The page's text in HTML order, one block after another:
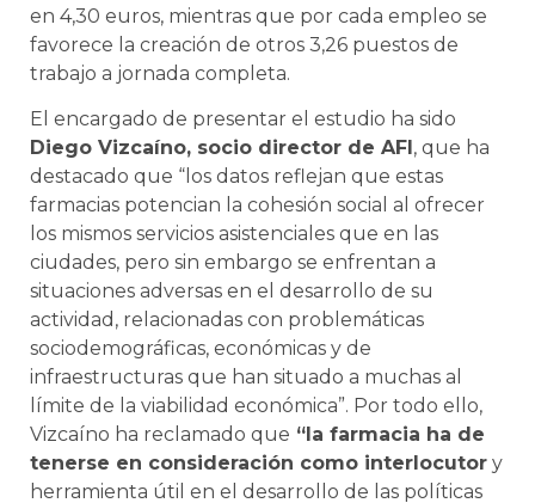
en 4,30 euros, mientras que por cada empleo se
favorece la creación de otros 3,26 puestos de
trabajo a jornada completa.
El encargado de presentar el estudio ha sido
Diego Vizcaíno, socio director de AFI, que ha
destacado que “los datos reflejan que estas
farmacias potencian la cohesión social al ofrecer
los mismos servicios asistenciales que en las
ciudades, pero sin embargo se enfrentan a
situaciones adversas en el desarrollo de su
actividad, relacionadas con problemáticas
sociodemográficas, económicas y de
infraestructuras que han situado a muchas al
límite de la viabilidad económica”. Por todo ello,
Vizcaíno ha reclamado que “la farmacia ha de
tenerse en consideración como interlocutor y
herramienta útil en el desarrollo de las políticas